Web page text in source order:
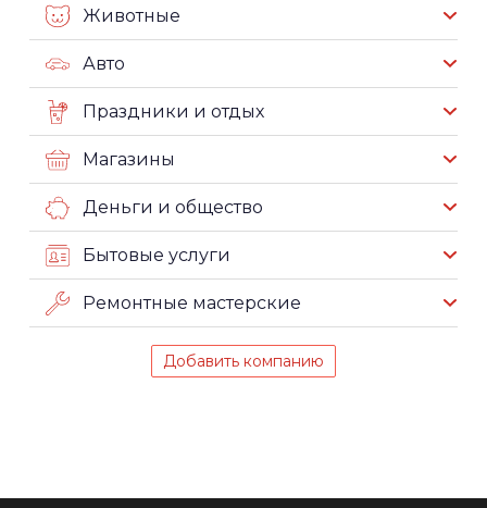
Животные
Авто
Праздники и отдых
Магазины
Деньги и общество
Бытовые услуги
Ремонтные мастерские
Добавить компанию